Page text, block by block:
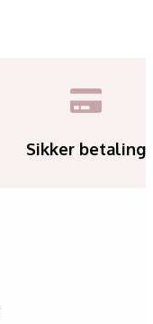
Sikker betaling